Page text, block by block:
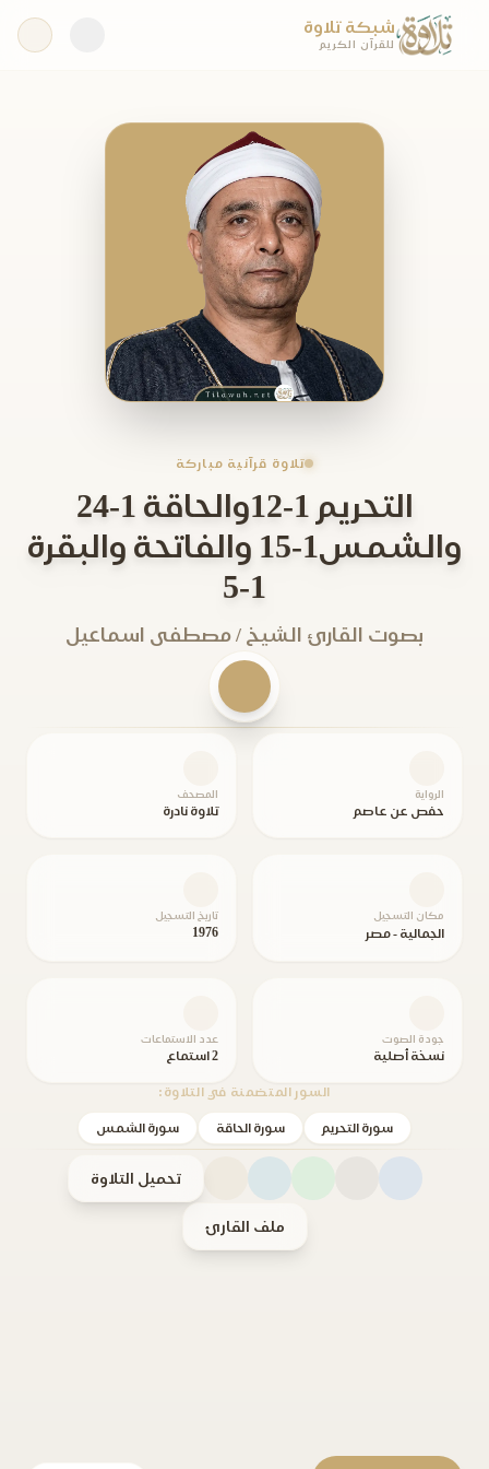
شبكة تلاوة
للقرآن الكريم
تلاوة قرآنية مباركة
التحريم 1-12والحاقة 1-24
والشمس1-15 والفاتحة والبقرة
1-5
بصوت القارئ الشيخ / مصطفى اسماعيل
الرواية
حفص عن عاصم
المصحف
تلاوة نادرة
مكان التسجيل
الجمالية - مصر
تاريخ التسجيل
1976
جودة الصوت
نسخة أصلية
عدد الاستماعات
2 استماع
السور المتضمنة في التلاوة:
سورة التحريم سورة الحاقة سورة الشمس
تحميل التلاوة
ملف القارئ